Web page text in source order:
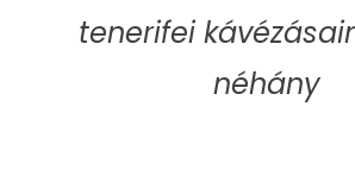
tenerifei
néhány